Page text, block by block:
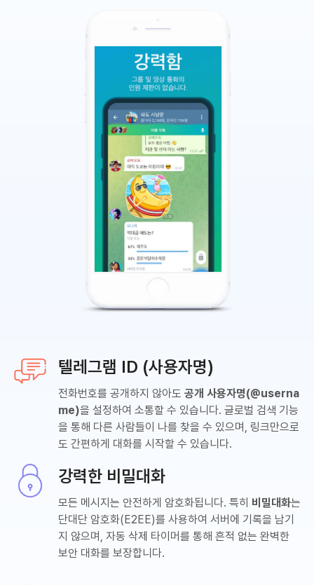
텔레그램 ID (사용자명)
전화번호를 공개하지 않아도 공개 사용자명(@userna
me)을 설정하여 소통할 수 있습니다. 글로벌 검색 기능
을 통해 다른 사람들이 나를 찾을 수 있으며, 링크만으로
도 간편하게 대화를 시작할 수 있습니다.
강력한 비밀대화
모든 메시지는 안전하게 암호화됩니다. 특히 비밀대화는
단대단 암호화(E2EE)를 사용하여 서버에 기록을 남기
지 않으며, 자동 삭제 타이머를 통해 흔적 없는 완벽한
보안 대화를 보장합니다.